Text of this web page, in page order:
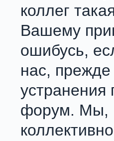
коллег
Вашему
ошибусь,
нас,
устранения
форум. Мы,